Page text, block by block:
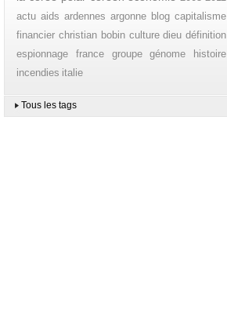
actu aids ardennes argonne blog capitalisme
financier christian bobin culture dieu définition
espionnage
france groupe génome
histoire
incendies italie
Tous les tags